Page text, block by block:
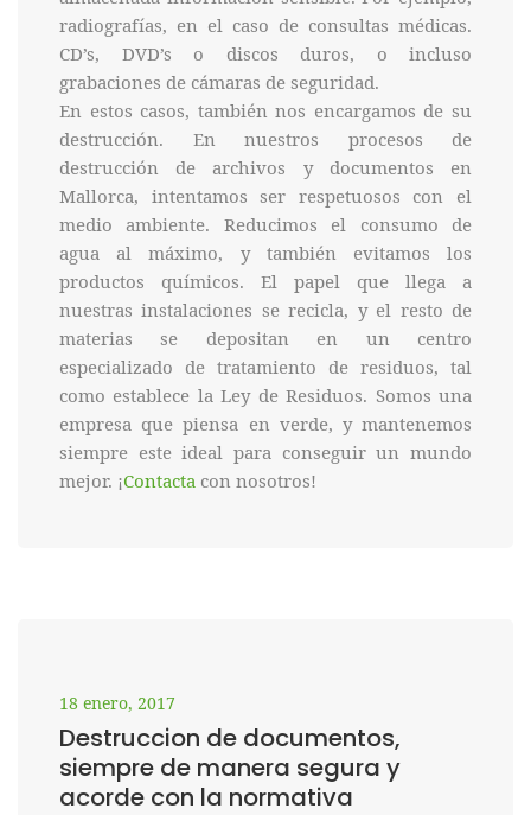
radiografías, en el caso de consultas médicas.
CD’s, DVD’s o discos duros, o incluso
grabaciones de cámaras de seguridad.
En estos casos, también nos encargamos de su
destrucción. En nuestros procesos de
destrucción de archivos y documentos en
Mallorca, intentamos ser respetuosos con el
medio ambiente. Reducimos el consumo de
agua al máximo, y también evitamos los
productos químicos. El papel que llega a
nuestras instalaciones se recicla, y el resto de
materias se depositan en un centro
especializado de tratamiento de residuos, tal
como establece la Ley de Residuos. Somos una
empresa que piensa en verde, y mantenemos
siempre este ideal para conseguir un mundo
mejor. ¡Contacta con nosotros!
18 enero, 2017
Destruccion de documentos,
siempre de manera segura y
acorde con la normativa